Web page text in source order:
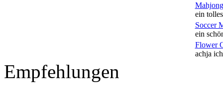
ein
Soccer
ein
Flower
achja
Empfehlungen